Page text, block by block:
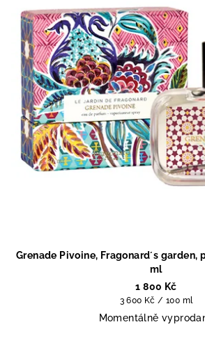
Grenade Pivoine, Fragonard´s garden,
ml
1 800 Kč
Měrná
cena:
3 600 Kč / 100 ml
Momentálně